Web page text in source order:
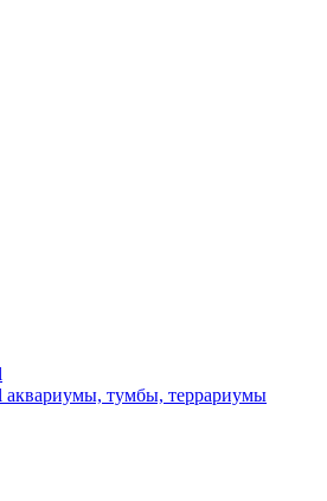
аквариумы, тумбы, террариумы